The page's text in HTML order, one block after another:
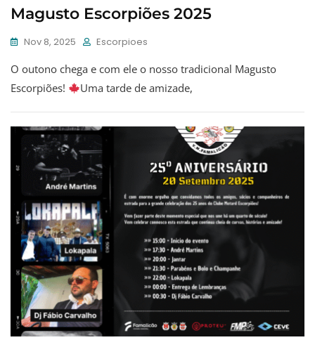
Magusto Escorpiões 2025
Nov 8, 2025 Escorpioes
O outono chega e com ele o nosso tradicional Magusto
Escorpiões!
Uma tarde de amizade,